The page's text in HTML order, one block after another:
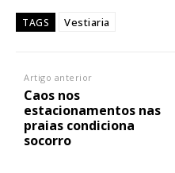
TAGS Vestiaria
Artigo anterior
Caos nos
estacionamentos nas
praias condiciona
socorro